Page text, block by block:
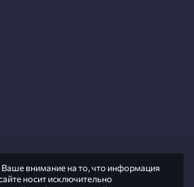
внимание на то, что информация
носит исключительно